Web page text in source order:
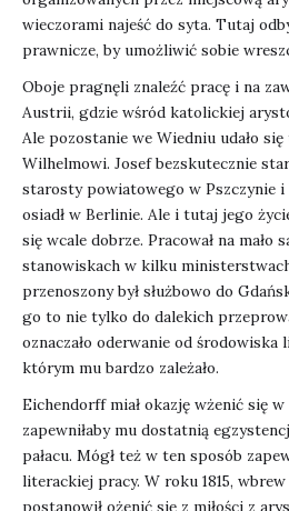
wieczorami najeść do syta. Tutaj
prawnicze, by umożliwić sobie
Oboje pragnęli znaleźć pracę i na
Austrii, gdzie wśród katolickiej
Ale pozostanie we Wiedniu udało
Wilhelmowi. Josef bezskutecznie
starosty powiatowego w Pszczynie i
osiadł w Berlinie. Ale i tutaj jego
się wcale dobrze. Pracował na mało
stanowiskach w kilku
przenoszony był służbowo do
go to nie tylko do dalekich
oznaczało oderwanie od
którym mu bardzo zależało.
Eichendorff miał okazję wżenić się
zapewniłaby mu dostatnią
pałacu. Mógł też w ten sposób
literackiej pracy. W roku 1815,
postanowił ożenić się z miłości z